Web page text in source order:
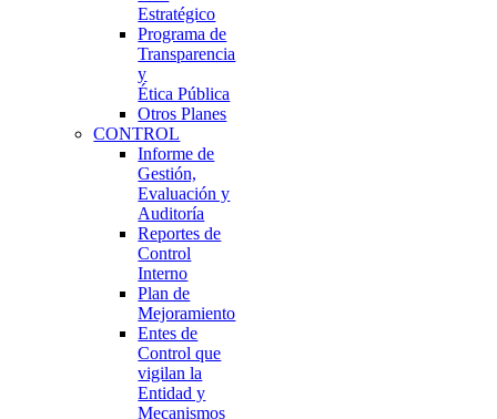
Estratégico
Programa de
Transparencia
y
Ética Pública
Otros Planes
CONTROL
Informe de
Gestión,
Evaluación y
Auditoría
Reportes de
Control
Interno
Plan de
Mejoramiento
Entes de
Control que
vigilan la
Entidad y
Mecanismos